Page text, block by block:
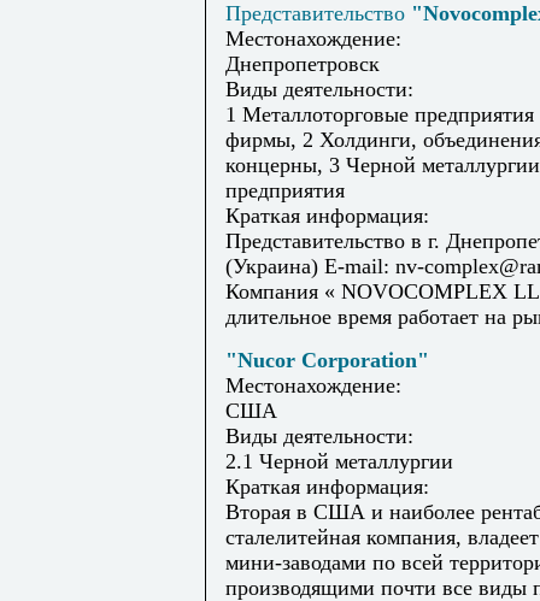
Представительство
Местонахождение:
Днепропетровск
Виды деятельности:
1 Металлоторговые предприятия
фирмы, 2 Холдинги,
концерны, 3 Черной металлургии
предприятия
Краткая информация:
Представительство в г.
(Украина) E-mail: nv-
Компания « NOVOCOMPLEX
длительное время работает на
"Nucor Corporation"
Местонахождение:
США
Виды деятельности:
2.1 Черной металлургии
Краткая информация:
Вторая в США и наиболее
сталелитейная компания,
мини-заводами по всей
производящими почти все виды